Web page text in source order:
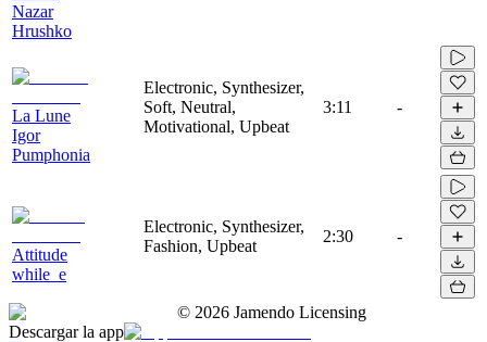
Nazar
Hrushko
La Lune
Igor
Pumphonia
Electronic, Synthesizer,
Soft, Neutral,
Motivational, Upbeat
3:11 -
Attitude
while_e
Electronic, Synthesizer,
Fashion, Upbeat
2:30 -
© 2026 Jamendo Licensing
Descargar la app